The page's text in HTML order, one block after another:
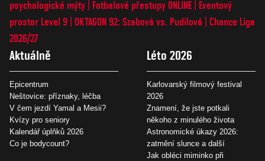
psychologické mýty
Fotbalové přestupy ONLINE
Eventový
prostor Level 9 OKTAGON 92: Szabová vs. Pudilová
Chance Liga
2026/27
Aktuálně
Epicentrum
Neštovice: příznaky, léčba
V čem jezdí Yamal a Mesii?
Kvízy pro seniory
Kalendář úplňků 2026
Co je bodycount?
Léto 2026
Karlovarský filmový festival
2026
Znamení, že jste potkali
někoho z minulého života
Astronomické úkazy 2026:
zatmění slunce a další
Jak obléci miminko při